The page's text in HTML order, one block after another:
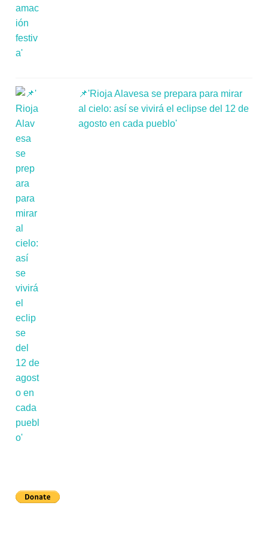
📌'Rioja Alavesa se prepara para mirar
al cielo: así se vivirá el eclipse del 12 de
agosto en cada pueblo'